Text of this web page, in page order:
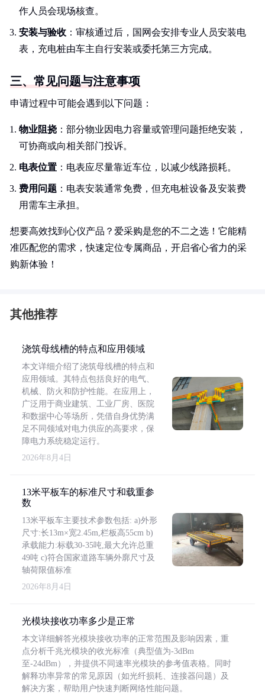
作人员会现场核查。
安装与验收 ：审核通过后，国网会安排专业人员安装电
表，充电桩由车主自行安装或委托第三方完成。
三、常见问题与注意事项
申请过程中可能会遇到以下问题：
物业阻挠 ：部分物业因电力容量或管理问题拒绝安装，
可协商或向相关部门投诉。
电表位置 ：电表应尽量靠近车位，以减少线路损耗。
费用问题 ：电表安装通常免费，但充电桩设备及安装费
用需车主承担。
想要高效找到心仪产品？爱采购是您的不二之选！它能精
准匹配您的需求，快速定位专属商品，开启省心省力的采
购新体验！
其他推荐
浇筑母线槽的特点和应用领域
本文详细介绍了浇筑母线槽的特点和
应用领域。其特点包括良好的电气、
机械、防火和防护性能。在应用上，
广泛用于商业建筑、工业厂房、医院
和数据中心等场所，凭借自身优势满
足不同领域对电力供应的高要求，保
障电力系统稳定运行。
2026年8月4日
13米平板车的标准尺寸和载重参
数
13米平板车主要技术参数包括: a)外形
尺寸:长13m×宽2.45m,栏板高55cm b)
承载能力:标载30-35吨,最大允许总重
49吨 c)符合国家道路车辆外廓尺寸及
轴荷限值标准
2026年8月4日
光模块接收功率多少是正常
本文详细解答光模块接收功率的正常范围及影响因素，重
点分析千兆光模块的收光标准（典型值为-3dBm
至-24dBm），并提供不同速率光模块的参考值表格。同时
解释功率异常的常见原因（如光纤损耗、连接器问题）及
解决方案，帮助用户快速判断网络性能问题。